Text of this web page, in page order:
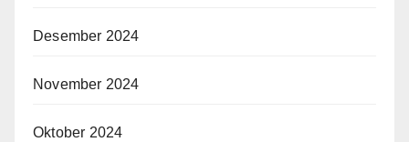
Desember 2024
November 2024
Oktober 2024